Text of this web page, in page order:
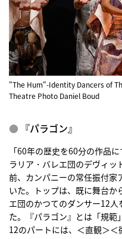
"The Hum"-Identity Dancers of
Theatre Photo Daniel Boud
『パラゴン』
「60年の歴史を60分の作品
ラリア・バレエ団のデヴィ
前、カンパニーの常任振付家
いた。トップは、既に舞台か
エ団のかつてのダンサー12
た。『パラゴン』とは「規範
12のパートには、＜直観＞